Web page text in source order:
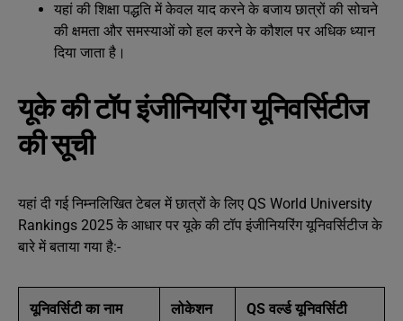
यहां की शिक्षा पद्धति में केवल याद करने के बजाय छात्रों की सोचने
की क्षमता और समस्याओं को हल करने के कौशल पर अधिक ध्यान
दिया जाता है।
यूके की टॉप इंजीनियरिंग यूनिवर्सिटीज
की सूची
यहां दी गई निम्नलिखित टेबल में छात्रों के लिए QS World University
Rankings 2025 के आधार पर यूके की टॉप इंजीनियरिंग यूनिवर्सिटीज के
बारे में बताया गया है:-
यूनिवर्सिटी का नाम
लोकेशन
QS वर्ल्ड यूनिवर्सिटी